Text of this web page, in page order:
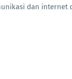
dan internet